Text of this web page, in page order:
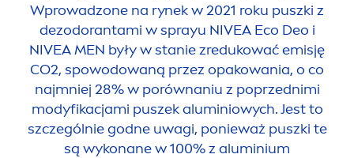
Wprowadzone na rynek w 2021 roku puszki z
dezodorantami w sprayu NIVEAEco Deo i
NIVEAMEN były w stanie zredukować emisję
CO2, spowodowaną przez opakowania, o co
najmniej 28% w porównaniu z poprzednimi
modyfikacjami puszek aluminiowych. Jest to
szczególnie godne uwagi, ponieważ puszki te
są wykonane w 100% z aluminium